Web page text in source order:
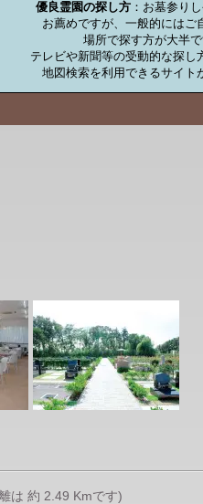
優良霊園の探し方 ：お墓参り
お薦めですが、一般的にはご
場所で探す方が大半で
テレビや新聞等の受動的な探し
地図検索を利用できるサイト
は 約 2.49 Kmです)